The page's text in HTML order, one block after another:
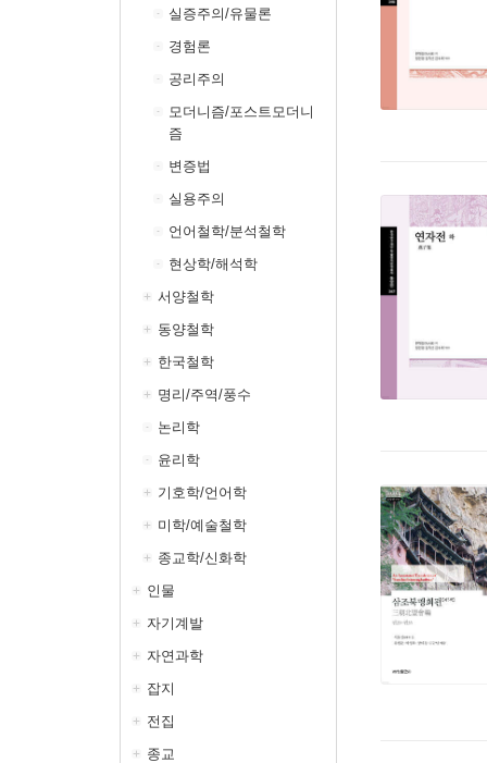
실증주의/유물론
경험론
공리주의
모더니즘/포스트모더니
즘
변증법
실용주의
언어철학/분석철학
현상학/해석학
서양철학
동양철학
한국철학
명리/주역/풍수
논리학
윤리학
기호학/언어학
미학/예술철학
종교학/신화학
인물
자기계발
자연과학
잡지
전집
종교